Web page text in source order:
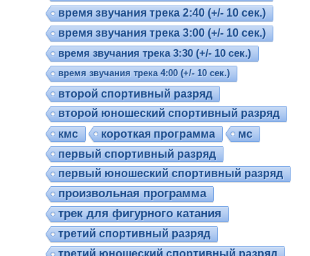
время звучания трека 2:40 (+/- 10 сек.)
время звучания трека 3:00 (+/- 10 сек.)
время звучания трека 3:30 (+/- 10 сек.)
время звучания трека 4:00 (+/- 10 сек.)
второй спортивный разряд
второй юношеский спортивный разряд
кмс короткая программа
мс
первый спортивный разряд
первый юношеский спортивный разряд
произвольная программа
трек для фигурного катания
третий спортивный разряд